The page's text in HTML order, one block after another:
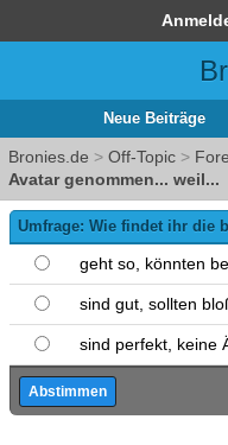
Neue Beiträge
Bronies.de > Off-Topic >
Avatar genommen... weil...
Umfrage: Wie findet ihr die
geht so, könnten
sind gut, sollten
sind perfekt, keine